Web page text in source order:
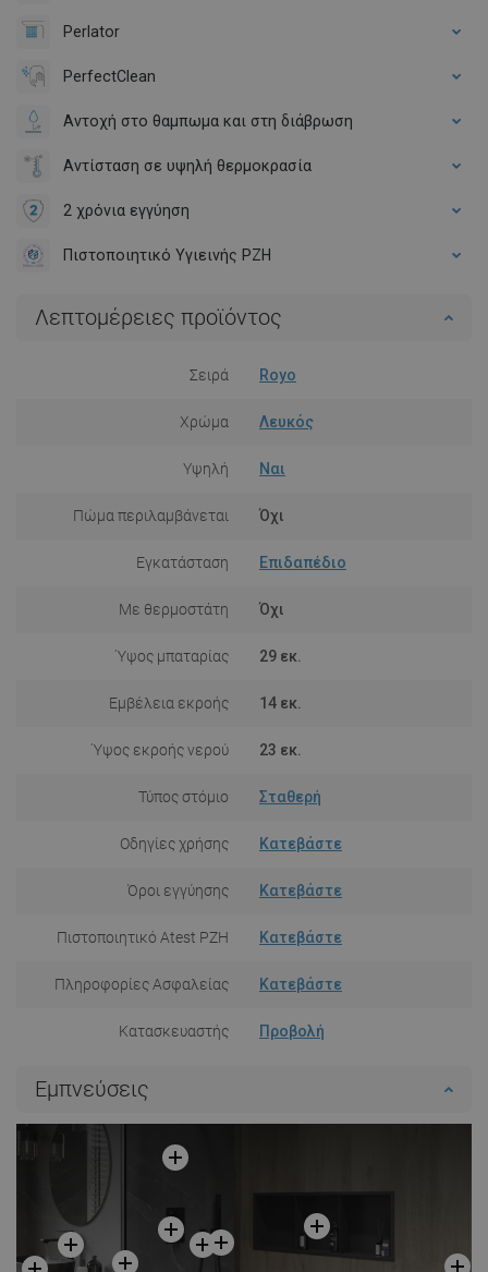
Perlator
PerfectClean
Αντοχή στο θαμπωμα και στη διάβρωση
Αντίσταση σε υψηλή θερμοκρασία
2 χρόνια εγγύηση
Πιστοποιητικό Υγιεινής PZH
Λεπτομέρειες προϊόντος
Σειρά Royo
Χρώμα Λευκός
Υψηλή Ναι
Πώμα περιλαμβάνεται Όχι
Εγκατάσταση Επιδαπέδιο
Με θερμοστάτη Όχι
Ύψος μπαταρίας 29 εκ.
Εμβέλεια εκροής 14 εκ.
Ύψος εκροής νερού 23 εκ.
Τύπος στόμιο Σταθερή
Οδηγίες χρήσης Κατεβάστε
Όροι εγγύησης Κατεβάστε
Πιστοποιητικό Atest PZH Κατεβάστε
Πληροφορίες Ασφαλείας Κατεβάστε
Κατασκευαστής Προβολή
Εμπνεύσεις